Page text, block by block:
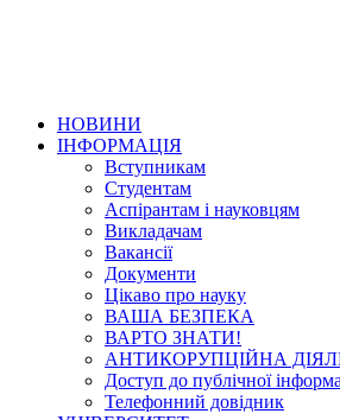
НОВИНИ
ІНФОРМАЦІЯ
Вступникам
Студентам
Аспірантам і науковцям
Викладачам
Вакансії
Документи
Цікаво про науку
ВАША БЕЗПЕКА
ВАРТО ЗНАТИ!
АНТИКОРУПЦІЙНА
Доступ до публічної
Телефонний довідник